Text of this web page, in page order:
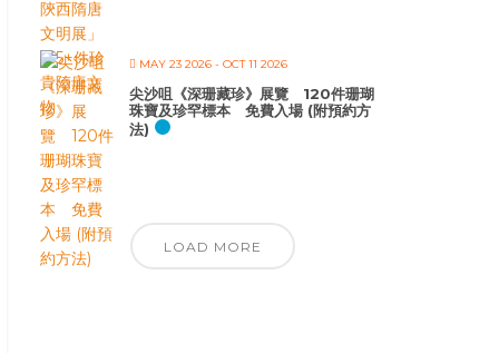
MAY 23 2026 - OCT 11 2026
尖沙咀《深珊藏珍》展覽 120件珊瑚
珠寶及珍罕標本 免費入場 (附預約方
法)
LOAD MORE